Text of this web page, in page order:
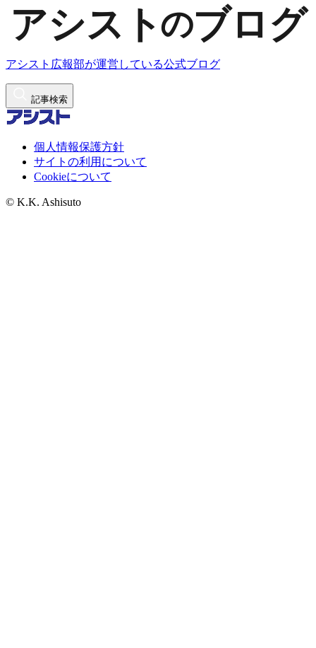
アシスト広報部が運営している公式ブログ
記事検索
個人情報保護方針
サイトの利用について
Cookieについて
© K.K. Ashisuto